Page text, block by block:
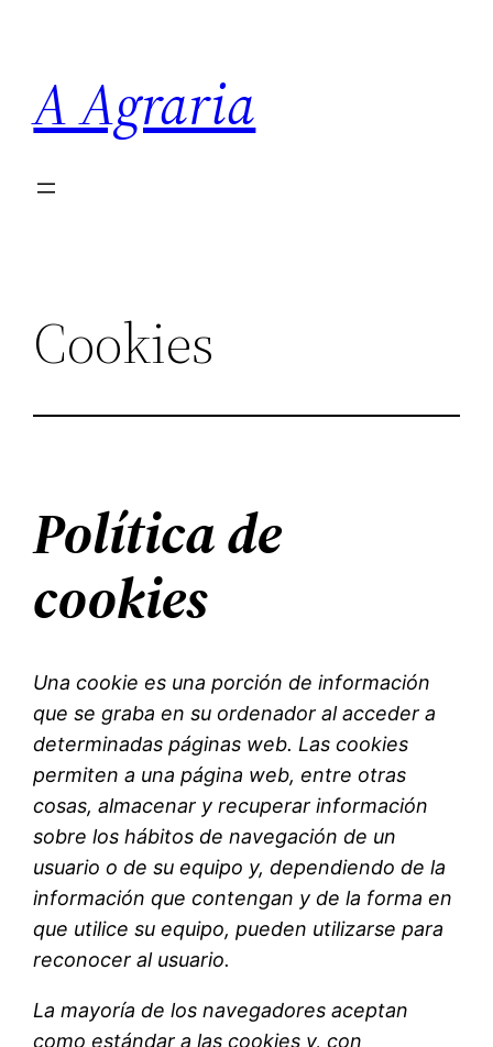
contenido
A Agraria
Cookies
Política de
cookies
Una cookiees una porción de información
que se graba en su ordenador al acceder a
determinadas páginas web. Las cookies
permiten a una página web, entre otras
cosas, almacenar y recuperar información
sobre los hábitos de navegación de un
usuario o de su equipo y, dependiendo de la
información que contengan y de la forma en
que utilice su equipo, pueden utilizarse para
reconocer al usuario.
La mayoría de los navegadores aceptan
como estándar a las cookies y, con